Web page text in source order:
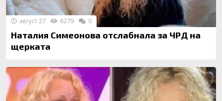
Наталия Симеонова отслабнала за ЧРД на
щерката
август 27 6279 0